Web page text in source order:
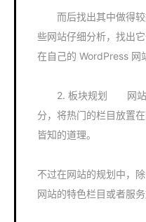
而后找出其中做得较
些网站仔细分析，找出
在自己的 WordPress 网
2. 板块规划 网站的
分，将热门的栏目放置
皆知的道理。
不过在网站的规划中，
网站的特色栏目或者服务